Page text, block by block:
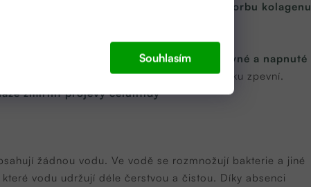
Souhlasím
pokožku hydratovanou a posilují tvorbu kolagenu
a dokonale ji vyživí.
které jsou
prospěšné k získání pevné a napnuté
zadržování tekutin v pokožce, čímž pokožku zpevní.
zmírnit projevy celulitidy
žádnou vodu. Ve vodě se rozmnožují bakterie a jiné
vodu udržují déle čerstvou a čistou. Díky absenci